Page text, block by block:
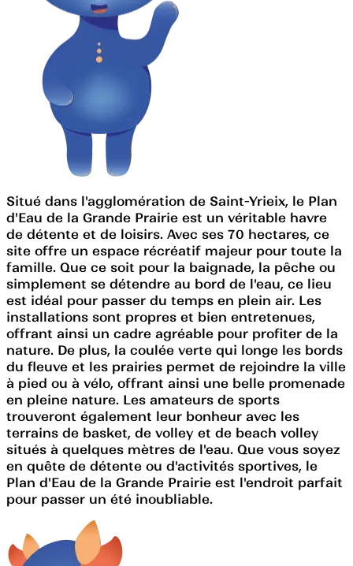
Situé dans l'agglomération de Saint-Yrieix, le Plan
d'Eau de la Grande Prairie est un véritable havre
de détente et de loisirs. Avec ses 70 hectares, ce
site offre un espace récréatif majeur pour toute la
famille. Que ce soit pour la baignade, la pêche ou
simplement se détendre au bord de l'eau, ce lieu
est idéal pour passer du temps en plein air. Les
installations sont propres et bien entretenues,
offrant ainsi un cadre agréable pour profiter de la
nature. De plus, la coulée verte qui longe les bords
du fleuve et les prairies permet de rejoindre la ville
à pied ou à vélo, offrant ainsi une belle promenade
en pleine nature. Les amateurs de sports
trouveront également leur bonheur avec les
terrains de basket, de volley et de beach volley
situés à quelques mètres de l'eau. Que vous soyez
en quête de détente ou d'activités sportives, le
Plan d'Eau de la Grande Prairie est l'endroit parfait
pour passer un été inoubliable.